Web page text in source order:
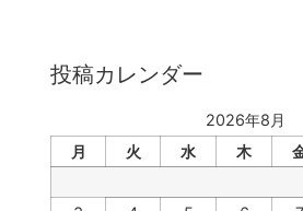
投稿カレンダー
2026年8月
月
火 水 木